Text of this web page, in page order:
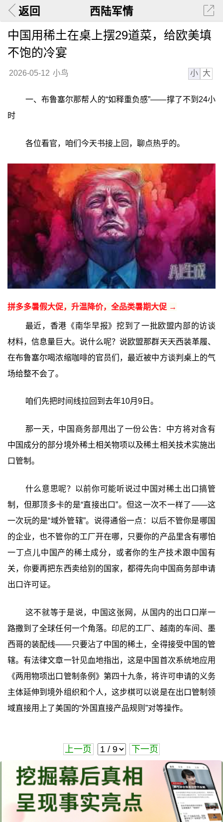
返回 西陆军情
中国用稀土在桌上摆29道菜，给欧美填
不饱的冷宴
2026-05-12 小鸟 小 大
一、布鲁塞尔那帮人的“如释重负感”——撑了不到24小
时
各位看官，咱们今天书接上回，聊点热乎的。
拼多多暑假大促，升温降价，全品类暑期大促 →
最近，香港《南华早报》挖到了一批欧盟内部的访谈
材料，信息量巨大。说什么呢？说欧盟那群天天西装革履、
在布鲁塞尔喝浓缩咖啡的官员们，最近被中方谈判桌上的气
场给整不会了。
咱们先把时间线拉回到去年10月9日。
那一天，中国商务部甩出了一份公告：中方将对含有
中国成分的部分境外稀土相关物项以及稀土相关技术实施出
口管制。
什么意思呢？以前你可能听说过中国对稀土出口搞管
制，但那顶多卡的是“直接出口”。但这一次不一样了——这
一次玩的是“域外管辖”。说得通俗一点：以后不管你是哪国
的企业，也不管你的工厂开在哪，只要你的产品里含有哪怕
一丁点儿中国产的稀土成分，或者你的生产技术跟中国有
关，你要再把东西卖给别的国家，都得先向中国商务部申请
出口许可证。
这不就等于是说，中国这张网，从国内的出口口岸一
路撒到了全球任何一个角落。印尼的工厂、越南的车间、墨
西哥的装配线——只要沾了中国的稀土，全得接受中国的管
辖。有法律文章一针见血地指出，这是中国首次系统地应用
《两用物项出口管制条例》第四十九条，将许可申请的义务
主体延伸到境外组织和个人，这步棋可以说是在出口管制领
域直接用上了美国的“外国直接产品规则”对等操作。
上一页 下一页